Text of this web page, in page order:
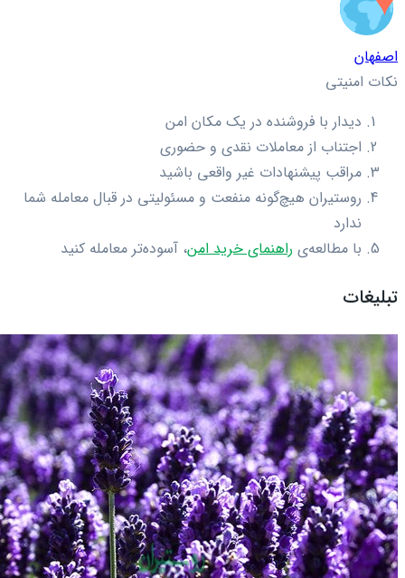
اصفهان
نکات امنیتی
دیدار با فروشنده در یک مکان امن
اجتناب از معاملات نقدی و حضوری
مراقب پیشنهادات غیر واقعی باشید
روستیران هیچ‌گونه منفعت و مسئولیتی در قبال معامله شما
ندارد
با مطالعه‌ی راهنمای خرید امن، آسوده‌تر معامله کنید
تبلیغات